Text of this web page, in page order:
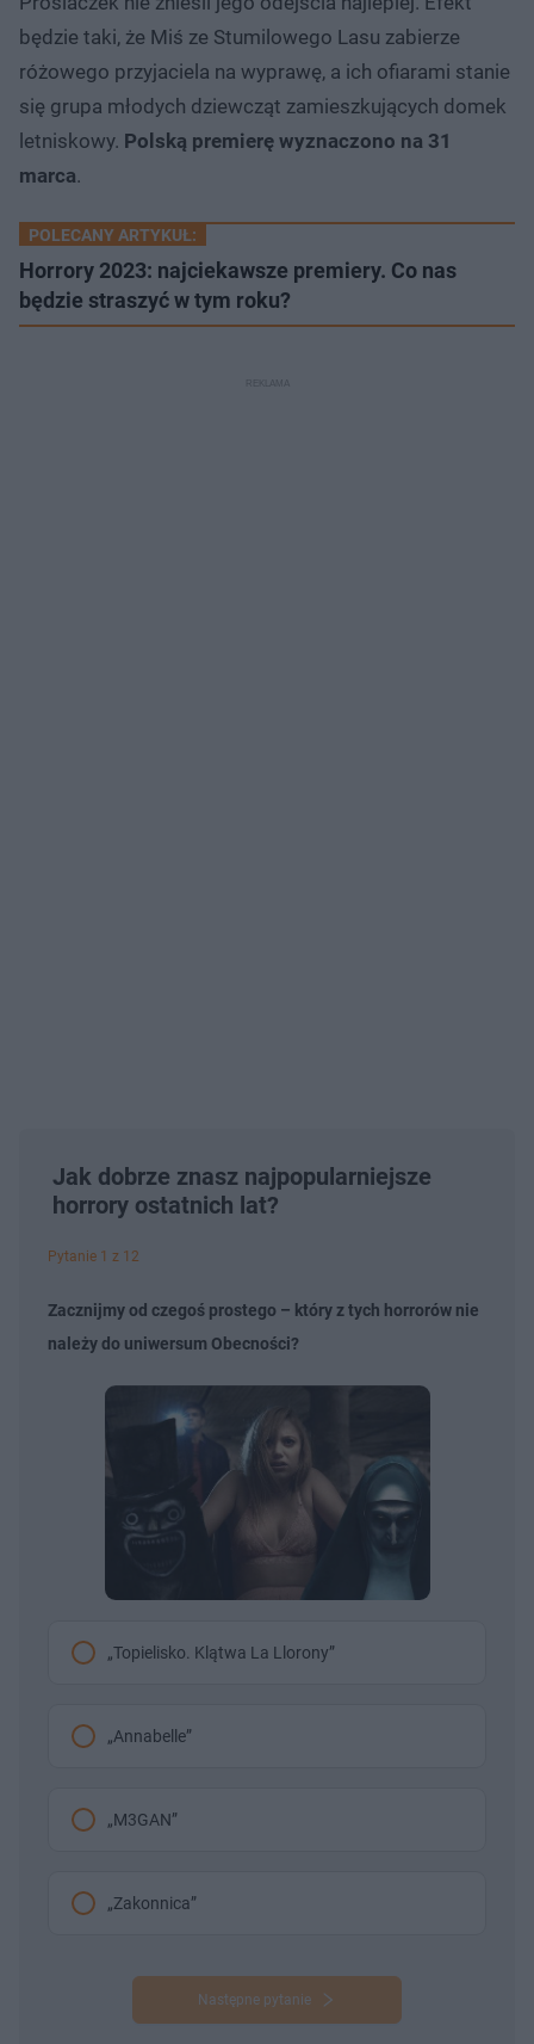
będzie taki, że Miś ze Stumilowego Lasu zabierze
różowego przyjaciela na wyprawę, a ich ofiarami stanie
się grupa młodych dziewcząt zamieszkujących domek
letniskowy. Polską premierę wyznaczono na 31
marca.
POLECANY ARTYKUŁ:
Horrory 2023: najciekawsze premiery. Co nas
będzie straszyć w tym roku?
Jak dobrze znasz najpopularniejsze
horrory ostatnich lat?
Pytanie 1 z 12
Zacznijmy od czegoś prostego – który z tych horrorów nie
należy do uniwersum Obecności?
„Topielisko. Klątwa La Llorony”
„Annabelle”
„M3GAN”
„Zakonnica”
Następne pytanie